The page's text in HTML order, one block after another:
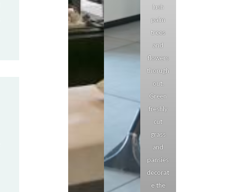
lush
palm
trees
and
flowers
thorugh
out.
Green
freshly
cut
grass
and
pansies
decorat
e the